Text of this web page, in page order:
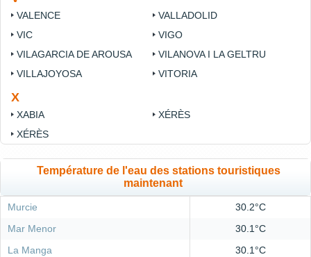
VALENCE
VALLADOLID
VIC
VIGO
VILAGARCIA DE AROUSA
VILANOVA I LA GELTRU
VILLAJOYOSA
VITORIA
X
XABIA
XÉRÈS
XÉRÈS
Température de l'eau des stations touristiques
maintenant
Murcie
30.2°C
Mar Menor
30.1°C
La Manga
30.1°C